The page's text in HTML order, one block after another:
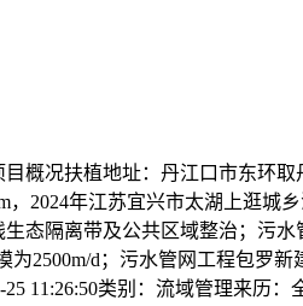
况扶植地址：丹江口市东环取
2024年江苏宜兴市太湖上逛城
态隔离带及公共区域整治；污
2500m/d；污水管网工程包罗
11:26:50类别：流域管理来历：